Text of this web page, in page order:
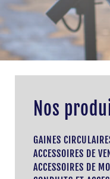
Nos
GAINES
ACCESSOIRES DE
ACCESSOIRES DE